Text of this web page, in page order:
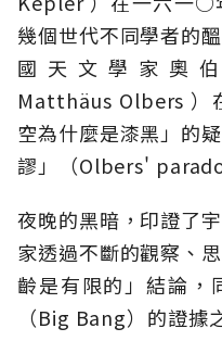
幾個世代不同學者的
國天文學家奧伯
Matthäus Olbers ）
空為什麼是漆黑」的
謬」（Olbers'
夜晚的黑暗，印證了
家透過不斷的觀察、
齡是有限的」結論，
（Big Bang）的證據